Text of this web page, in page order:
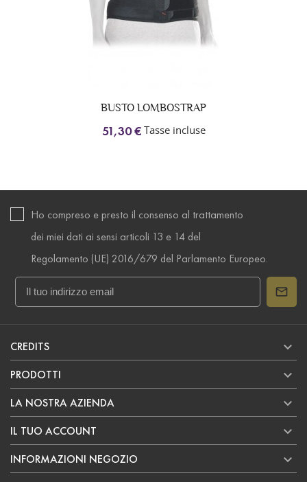
BUSTO LOMBOSTRAP
51,30 €Tasse incluse
Ho compreso e presto il consenso al trattamento
dei miei dati ai sensi articoli 13 e 14 del
Regolamento (UE) 2016/679 del Parlamento Europeo.
CREDITS 
PRODOTTI 
LA NOSTRA AZIENDA 
IL TUO ACCOUNT 
INFORMAZIONI NEGOZIO 